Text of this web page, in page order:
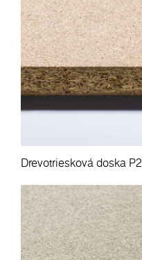
Drevotriesková doska P2